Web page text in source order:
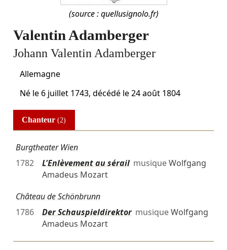
(source : quellusignolo.fr)
Valentin Adamberger
Johann Valentin Adamberger
Allemagne
Né le 6 juillet 1743, décédé le24 août 1804
Chanteur(2)
Burgtheater Wien
1782
L'Enlèvement au sérailmusiqueWolfgang
Amadeus Mozart
Château de Schönbrunn
1786
Der SchauspieldirektormusiqueWolfgang
Amadeus Mozart